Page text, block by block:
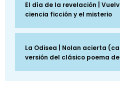
El día de la revelación |
ciencia ficción y el misterio
La Odisea | Nolan acierta
versión del clásico poema